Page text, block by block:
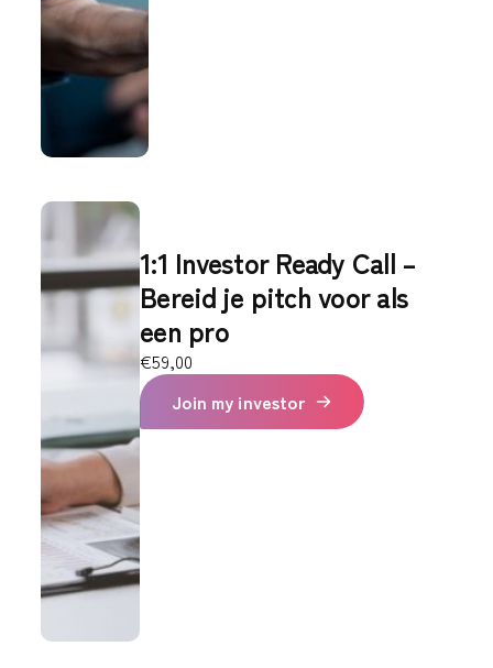
1:1 Investor Ready Call –
Bereid je pitch voor als
een pro
€59,00
Join my investor